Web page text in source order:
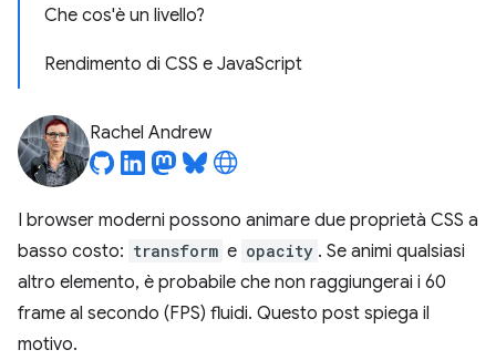
Che cos'è un livello?
Rendimento di CSS e JavaScript
Rachel Andrew
I browser moderni possono animare due proprietà CSS a
basso costo: transform e opacity . Se animi qualsiasi
altro elemento, è probabile che non raggiungerai i 60
frame al secondo (FPS) fluidi. Questo post spiega il
motivo.